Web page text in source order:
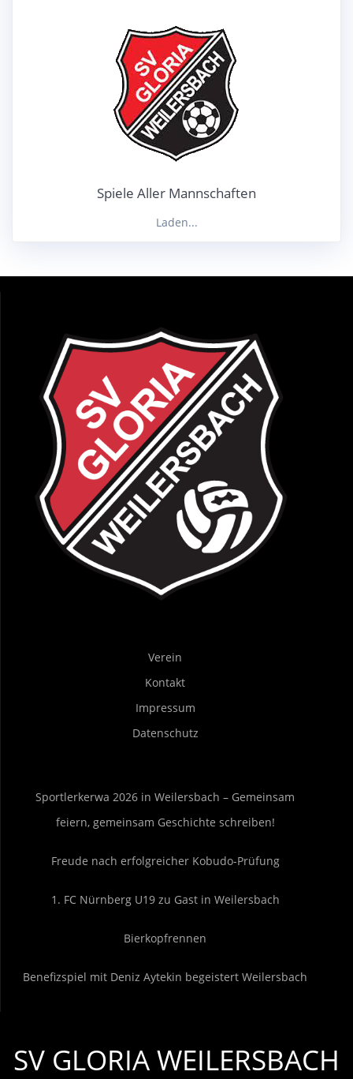
Spiele Aller Mannschaften
Laden...
Verein
Kontakt
Impressum
Datenschutz
Sportlerkerwa 2026 in Weilersbach – Gemeinsam
feiern, gemeinsam Geschichte schreiben!
Freude nach erfolgreicher Kobudo-Prüfung
1. FC Nürnberg U19 zu Gast in Weilersbach
Bierkopfrennen
Benefizspiel mit Deniz Aytekin begeistert Weilersbach
SV GLORIA WEILERSBACH